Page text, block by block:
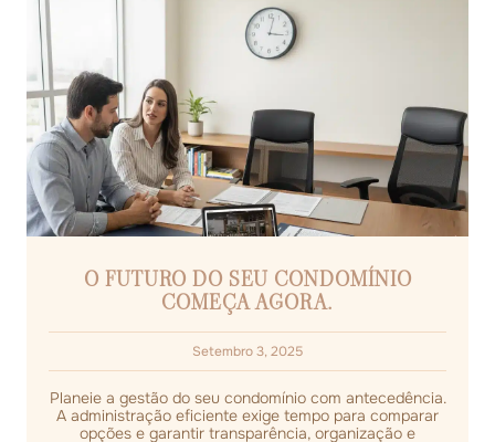
O FUTURO DO SEU CONDOMÍNIO
COMEÇA AGORA.
Setembro 3, 2025
Planeie a gestão do seu condomínio com antecedência.
A administração eficiente exige tempo para comparar
opções e garantir transparência, organização e